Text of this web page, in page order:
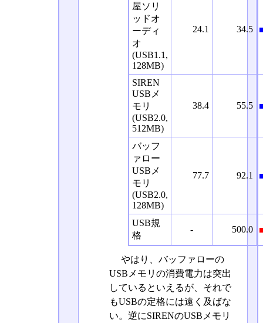
屋ソリ
ッドオ
ーディ
オ
(USB1.1,
128MB)
24.1 34.5
SIREN
USBメ
モリ
(USB2.0,
512MB)
38.4 55.5
バッフ
ァロー
USBメ
モリ
(USB2.0,
128MB)
77.7 92.1
USB規
格
- 500.0
やはり、バッファローの
USBメモリの消費電力は突出
しているといえるが、それで
もUSBの定格には遠く及ばな
い。逆にSIRENのUSBメモリ